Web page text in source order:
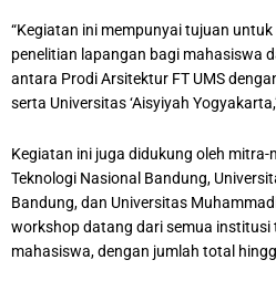
“Kegiatan ini mempunyai tujuan
penelitian lapangan bagi mahasiswa
antara Prodi Arsitektur FT UMS
serta Universitas ‘Aisyiyah
Kegiatan ini juga didukung oleh
Teknologi Nasional Bandung,
Bandung, dan Universitas
workshop datang dari semua institusi
mahasiswa, dengan jumlah total